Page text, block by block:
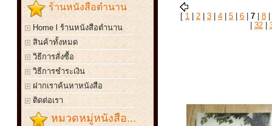
ร้านหนังสือตำนาน
Home l ร้านหนังสือตำนาน
สินค้าทั้งหมด
วิธีการสั่งซื้อ
วิธีการชำระเงิน
ฝากเราค้นหาหนังสือ
ติดต่อเรา
หมวดหมู่หนังสือ...
[ 1 2 3 4 5 6 7 8
32|